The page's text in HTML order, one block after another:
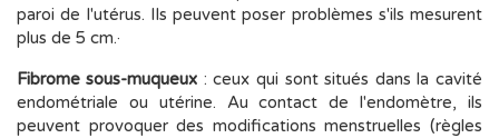
paroi de l'utérus. Ils peuvent poser problèmes s'ils mesurent
plus de 5 cm.·
Fibrome sous-muqueux : ceux qui sont situés dans la cavité
endométriale ou utérine. Au contact de l'endomètre, ils
peuvent provoquer des modifications menstruelles (règles